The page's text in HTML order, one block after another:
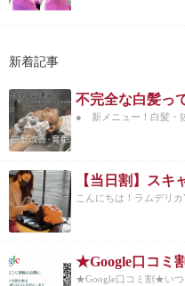
新着記事
不完全な白髪っ
● 新メニュー！白髪・
【当日割】スキ
こんにちは！ラムデリ
★Google口コミ
★Google口コミ割★いつ